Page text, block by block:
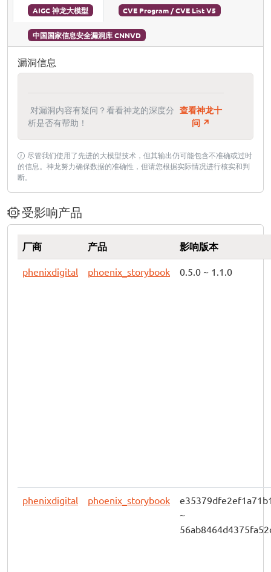
AIGC 神龙大模型 CVE Program / CVE List V5
中国国家信息安全漏洞库 CNNVD
漏洞信息
对漏洞内容有疑问？看看神龙的深度分
析是否有帮助！
查看神龙十
问 ↗
尽管我们使用了先进的大模型技术，但其输出仍可能包含不准确或过时
的信息。神龙努力确保数据的准确性，但请您根据实际情况进行核实和判
断。
受影响产品
厂商 产品 影响版本
phenixdigital phoenix_storybook 0.5.0 ~ 1.1.0
phenixdigital phoenix_storybook
~